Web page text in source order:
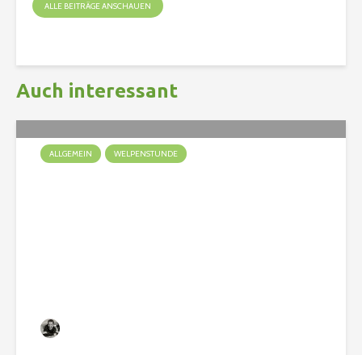
ALLE BEITRÄGE ANSCHAUEN
Auch interessant
ALLGEMEIN WELPENSTUNDE